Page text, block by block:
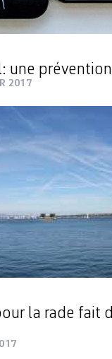
une
2017
la rade fait